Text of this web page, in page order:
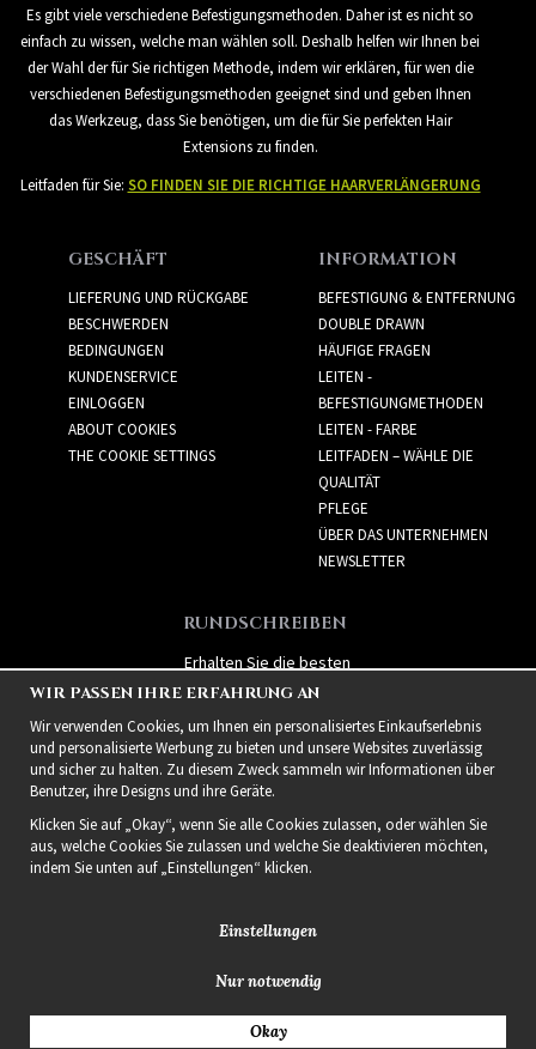
Es gibt viele verschiedene Befestigungsmethoden. Daher ist es nicht so
einfach zu wissen, welche man wählen soll. Deshalb helfen wir Ihnen bei
der Wahl der für Sie richtigen Methode, indem wir erklären, für wen die
verschiedenen Befestigungsmethoden geeignet sind und geben Ihnen
das Werkzeug, dass Sie benötigen, um die für Sie perfekten Hair
Extensions zu finden.
Leitfaden für Sie: SO FINDEN SIE DIE RICHTIGE HAARVERLÄNGERUNG
GESCHÄFT
LIEFERUNG UND RÜCKGABE
BESCHWERDEN
BEDINGUNGEN
KUNDENSERVICE
EINLOGGEN
ABOUT COOKIES
THE COOKIE SETTINGS
INFORMATION
BEFESTIGUNG & ENTFERNUNG
DOUBLE DRAWN
HÄUFIGE FRAGEN
LEITEN -
BEFESTIGUNGMETHODEN
LEITEN - FARBE
LEITFADEN – WÄHLE DIE
QUALITÄT
PFLEGE
ÜBER DAS UNTERNEHMEN
NEWSLETTER
RUNDSCHREIBEN
Erhalten Sie die besten
Angebote und spannende
neue Produkte!
2021 Delightful Hair
WIR PASSEN IHRE ERFAHRUNG AN
Wir verwenden Cookies, um Ihnen ein personalisiertes Einkaufserlebnis
und personalisierte Werbung zu bieten und unsere Websites zuverlässig
und sicher zu halten. Zu diesem Zweck sammeln wir Informationen über
Benutzer, ihre Designs und ihre Geräte.
Klicken Sie auf „Okay“, wenn Sie alle Cookies zulassen, oder wählen Sie
aus, welche Cookies Sie zulassen und welche Sie deaktivieren möchten,
indem Sie unten auf „Einstellungen“ klicken.
Einstellungen
Nur notwendig
Okay